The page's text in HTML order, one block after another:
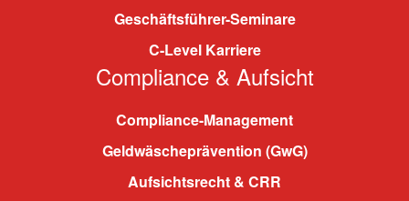
Geschäftsführer-Seminare
C-Level Karriere
Compliance & Aufsicht
Compliance-Management
Geldwäscheprävention (GwG)
Aufsichtsrecht & CRR